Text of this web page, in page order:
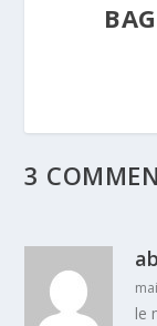
3
le